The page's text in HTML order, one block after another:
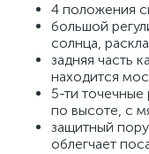
4 положения
большой
солнца,
задняя часть
находится
5-ти
по высоте, с
защитный
облегчает